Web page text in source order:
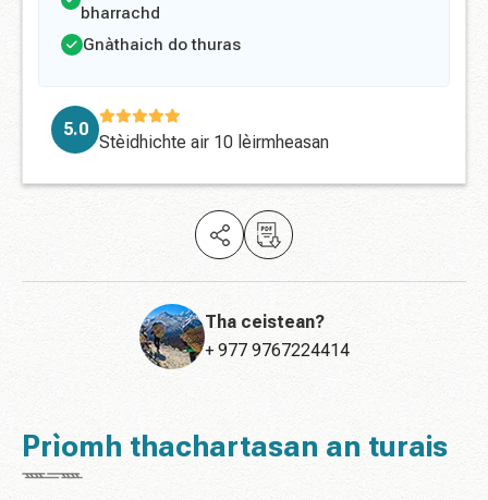
bharrachd
Gnàthaich do thuras
5.0
Stèidhichte air 10 lèirmheasan
Tha ceistean?
+ 977 9767224414
Prìomh thachartasan an turais